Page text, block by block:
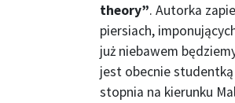
theory”. Autorka
piersiach,
już niebawem
jest obecnie
stopnia na kierunku